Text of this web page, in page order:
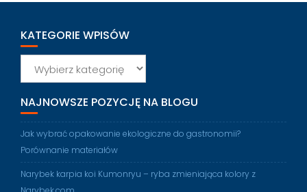
KATEGORIE WPISÓW
wpisów
NAJNOWSZE POZYCJĘ NA BLOGU
Jak wybrać opakowanie ekologiczne do gastronomii?
Porównanie materiałów
Narybek karpia koi Kumonryu – ryba zmieniająca kolory z